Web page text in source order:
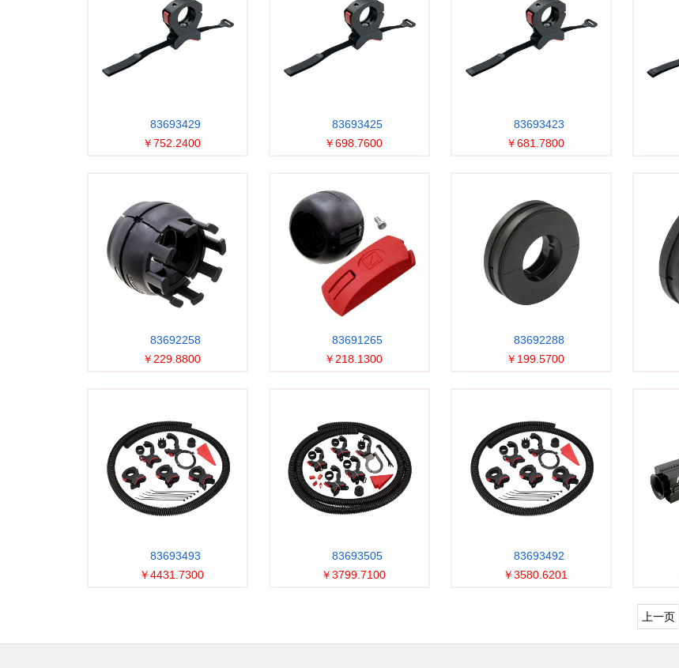
83693429
￥752.2400
83693425
￥698.7600
83693423
￥681.7800
83692258
￥229.8800
83691265
￥218.1300
83692288
￥199.5700
83693493
￥4431.7300
83693505
￥3799.7100
83693492
￥3580.6201
上一页